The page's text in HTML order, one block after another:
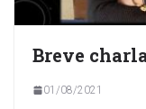
Breve
01/08/2021